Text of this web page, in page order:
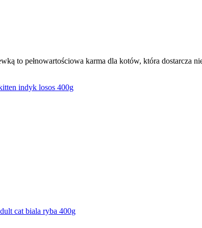
to pełnowartościowa karma dla kotów, która dostarcza